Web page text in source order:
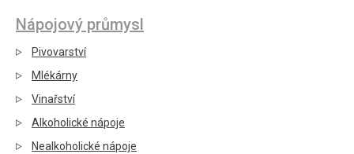
Nápojový průmysl
Pivovarství
Mlékárny
Vinařství
Alkoholické nápoje
Nealkoholické nápoje